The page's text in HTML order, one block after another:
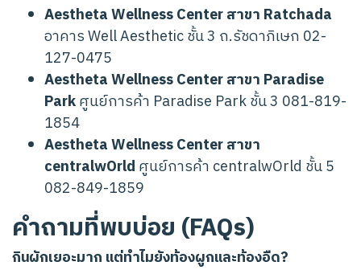
Aestheta Wellness Center สาขา Ratchada
อาคาร Well Aesthetic ชั้น 3 ถ.รัชดาภิเษก 02-
127-0475
Aestheta Wellness Center สาขา Paradise
Parkศูนย์การค้า Paradise Park ชั้น 3 081-819-
1854
Aestheta Wellness Center สาขา
centralwOrld ศูนย์การค้า centralwOrld ชั้น 5
082-849-1859
คำถามที่พบบ่อย (FAQs)
กินผักเยอะมาก แต่ทำไมยังท้องผูกและท้องอืด?